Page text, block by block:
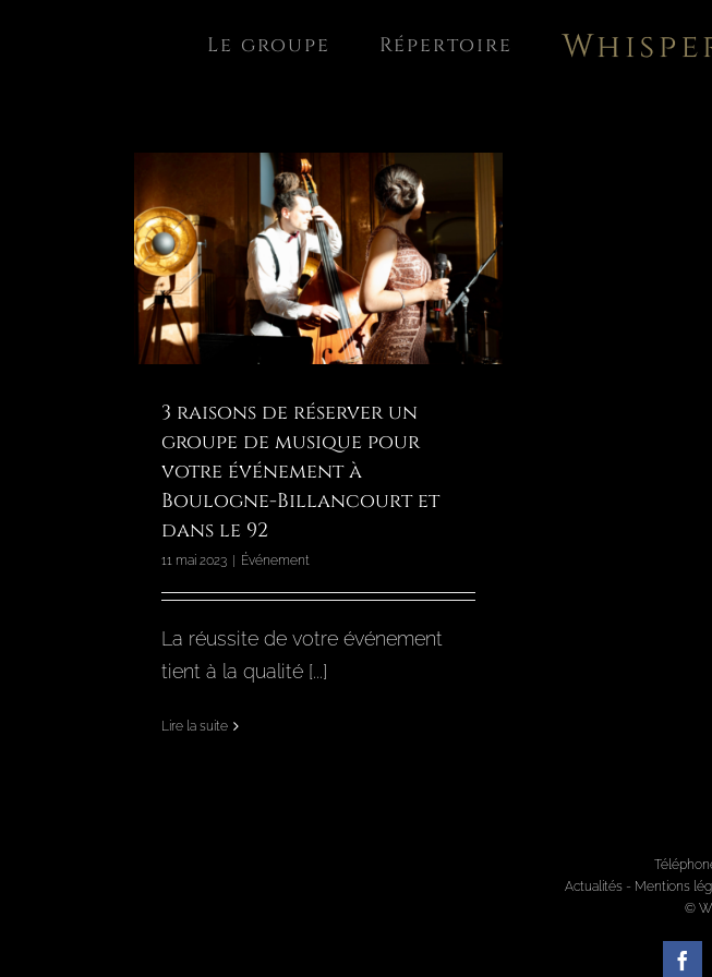
Le groupe Répertoire
3 raisons de réserver un
groupe de musique pour
votre événement à
Boulogne-Billancourt et
dans le 92
11 mai 2023 Événement
La réussite de votre événement
tient à la qualité [...]
Lire la suite
Actualités- Mentions
©